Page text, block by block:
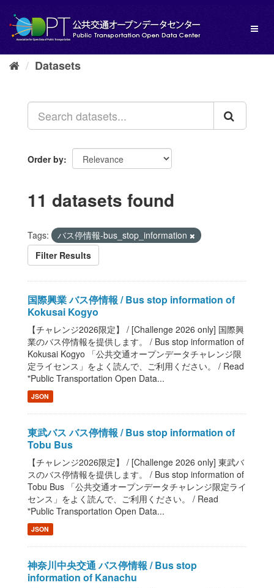
content
Datasets
Order by
11 datasets found
Tags:
バス停情報-bus_stop_information
Filter Results
国際興業 バス停情報 / Bus stop information of
Kokusai Kogyo
【チャレンジ2026限定】 / [Challenge 2026 only] 国際興
業のバス停情報を提供します。 / Bus stop information of
Kokusai Kogyo 「公共交通オープンデータチャレンジ限
定ライセンス」をよく読んで、ご利用ください。 / Read
"Public Transportation Open Data...
JSON
東武バス バス停情報 / Bus stop information of
Tobu Bus
【チャレンジ2026限定】 / [Challenge 2026 only] 東武バ
スのバス停情報を提供します。 / Bus stop information of
Tobu Bus 「公共交通オープンデータチャレンジ限定ライ
センス」をよく読んで、ご利用ください。 / Read
"Public Transportation Open Data...
JSON
神奈川中央交通 バス停情報 / Bus stop
information of Kanachu